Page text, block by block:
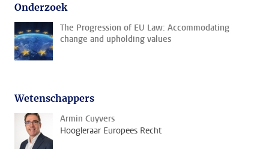
Onderzoek
The Progression of EU Law: Accommodating
change and upholding values
Wetenschappers
Armin Cuyvers
Hoogleraar Europees Recht